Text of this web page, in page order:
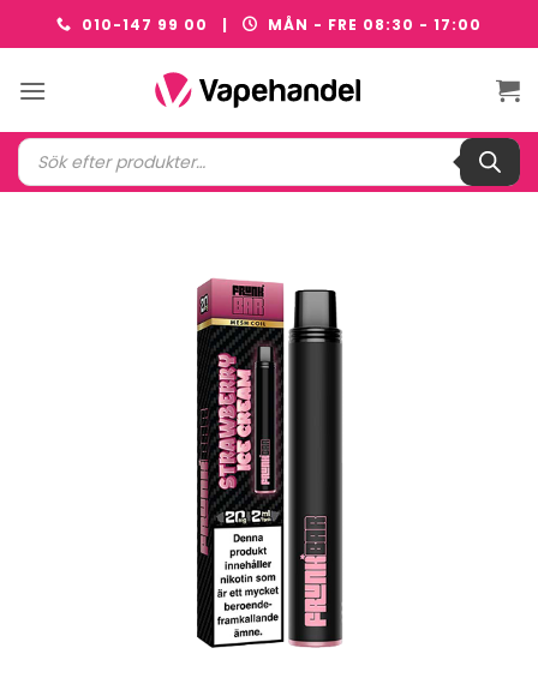
to
010-147 99 00 | MÅN - FRE 08:30 - 17:00
Produktsökning